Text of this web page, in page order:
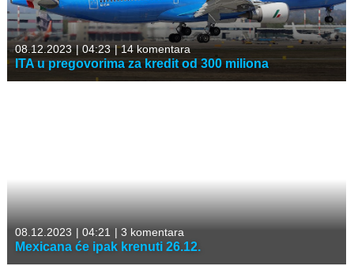
08.12.2023 |04:23 |14 komentara
ITA u pregovorima za kredit od 300 miliona
08.12.2023 | 04:21 | 3 komentara
Mexicana će ipak krenuti 26.12.